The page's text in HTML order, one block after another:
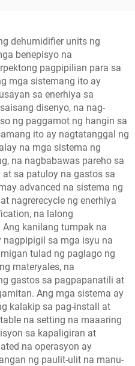
dehumidifier units ng
benepisyo na
pagpipilian para sa
mga sistemang ito ay
sa enerhiya sa
disenyo, na nag-
ng paggamot ng hangin sa
ito ay nagtatanggal ng
na mga sistema ng
na nagbabawas pareho sa
sa patuloy na gastos sa
advanced na sistema ng
nagrerecycle ng enerhiya
na lalong
kanilang tumpak na
sa mga isyu na
tulad ng paglago ng
materyales, na
gastos sa pagpapanatili at
Ang mga sistema ay
kalakip sa pag-install at
na setting na maaaring
sa kapaligiran at
na operasyon ay
ng paulit-ulit na manu-